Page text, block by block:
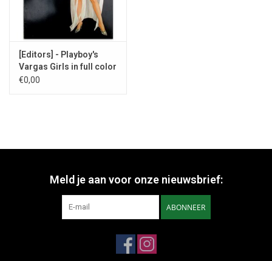
[Editors] - Playboy's
Vargas Girls in full color
- 1972
€0,00
Meld je aan voor onze nieuwsbrief:
ABONNEER